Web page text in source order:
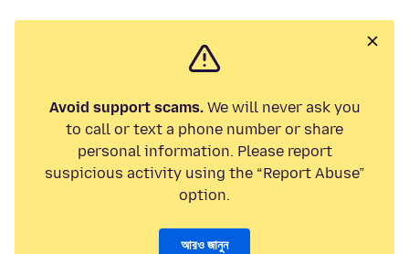
Avoid support scams.We will never ask you
to call or text a phone number or share
personal information. Please report
suspicious activity using the “Report Abuse”
option.
আরও জানুন